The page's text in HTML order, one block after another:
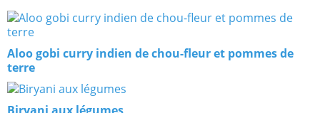
Aloo gobi curry indien de chou-fleur et pommes de
terre